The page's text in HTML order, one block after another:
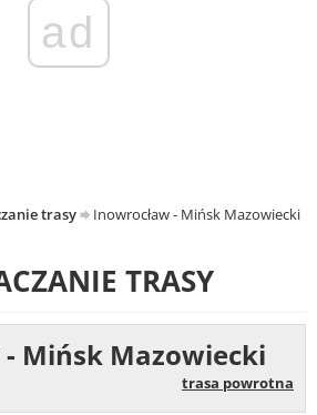
ad
trasy Inowrocław - Mińsk Mazowiecki
TRASY
- Mińsk Mazowiecki
trasa powrotna